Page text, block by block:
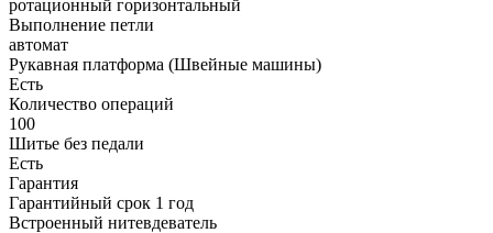
ротационный горизонтальный
Выполнение петли
автомат
Рукавная платформа (Швейные машины)
Есть
Количество операций
100
Шитье без педали
Есть
Гарантия
Гарантийный срок 1 год
Встроенный нитевдеватель